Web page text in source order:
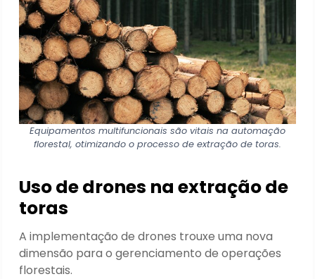
Equipamentos multifuncionais são vitais na automação
florestal, otimizando o processo de extração de toras.
Uso de drones na extração de
toras
A implementação de drones trouxe uma nova
dimensão para o gerenciamento de operações
florestais.